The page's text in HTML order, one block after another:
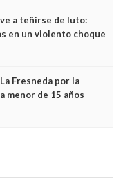
a teñirse de luto:
en un violento choque
Fresneda por la
menor de 15 años